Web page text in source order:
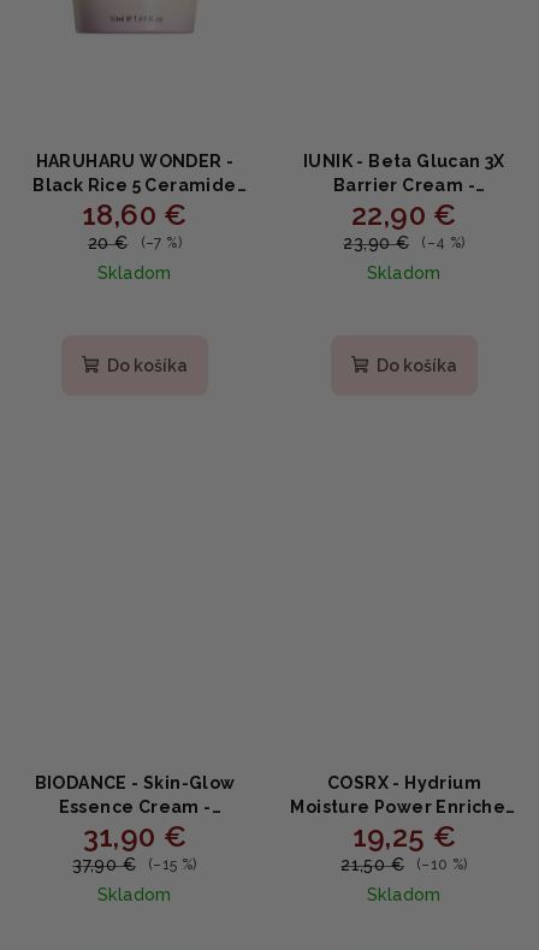
HARUHARU WONDER -
Black Rice 5 Ceramide
Barrier Moisturizing
Cream - Hydratačný
ceramidmi 50ml
18,60 €
20 € (–7 %)
Skladom
produktu
Do košíka
IUNIK - Beta Glucan 3X
Barrier Cream -
Posilňujúci krém s
beta‑glukánom 50ml
22,90 €
23,90 € (–4 %)
Skladom
Do košíka
BIODANCE - Skin‑Glow
Essence Cream -
Rozžiarujúci hydratačný
krém s ceramidmi a
niacínamidom 50ml
31,90 €
37,90 € (–15 %)
Skladom
COSRX - Hydrium
Moisture Power Enriched
Cream - Intenzívne
hydratačný krém s
ceramidmi a propolisom
50ml
19,25 €
21,50 € (–10 %)
Skladom